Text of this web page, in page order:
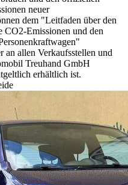
neuer
dem "Leitfaden über den
Emissionen und den
an allen Verkaufsstellen und
Treuhand GmbH
erhältlich ist.